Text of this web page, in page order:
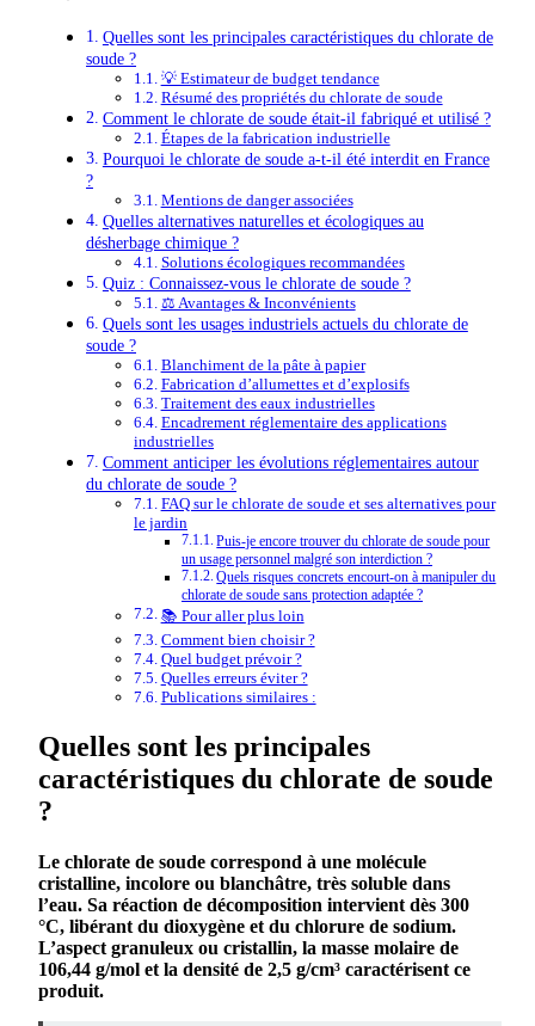
Quelles sont les principales caractéristiques du chlorate de
soude ?
💡 Estimateur de budget tendance
Résumé des propriétés du chlorate de soude
Comment le chlorate de soude était-il fabriqué et utilisé ?
Étapes de la fabrication industrielle
Pourquoi le chlorate de soude a-t-il été interdit en France
?
Mentions de danger associées
Quelles alternatives naturelles et écologiques au
désherbage chimique ?
Solutions écologiques recommandées
Quiz : Connaissez-vous le chlorate de soude ?
⚖️ Avantages & Inconvénients
Quels sont les usages industriels actuels du chlorate de
soude ?
Blanchiment de la pâte à papier
Fabrication d’allumettes et d’explosifs
Traitement des eaux industrielles
Encadrement réglementaire des applications
industrielles
Comment anticiper les évolutions réglementaires autour
du chlorate de soude ?
FAQ sur le chlorate de soude et ses alternatives pour
le jardin
Puis-je encore trouver du chlorate de soude pour
un usage personnel malgré son interdiction ?
Quels risques concrets encourt-on à manipuler du
chlorate de soude sans protection adaptée ?
📚 Pour aller plus loin
Comment bien choisir ?
Quel budget prévoir ?
Quelles erreurs éviter ?
Publications similaires :
Quelles sont les principales
caractéristiques du chlorate de soude
?
Le chlorate de soude correspond à une molécule
cristalline, incolore ou blanchâtre, très soluble dans
l’eau. Sa réaction de décomposition intervient dès 300
°C, libérant du dioxygène et du chlorure de sodium.
L’aspect granuleux ou cristallin, la masse molaire de
106,44 g/mol et la densité de 2,5 g/cm³ caractérisent ce
produit.